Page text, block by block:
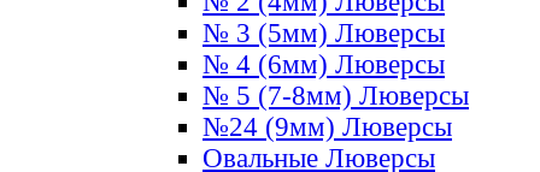
№ 3 (5мм) Люверсы
№ 4 (6мм) Люверсы
№ 5 (7-8мм) Люверсы
№24 (9мм) Люверсы
Овальные Люверсы